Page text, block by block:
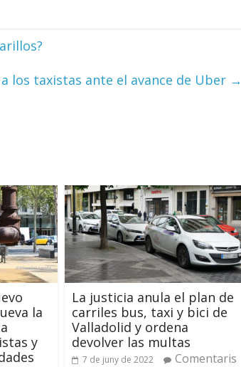
los taxistas ante el avance de Uber →
la
y
La justicia anula el plan de
carriles bus, taxi y bici de
Valladolid y ordena
devolver las multas
7 de juny de 2022
Comentaris